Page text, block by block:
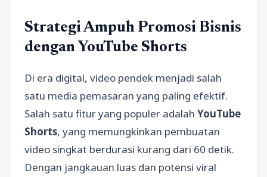
Strategi Ampuh Promosi Bisnis
dengan YouTube Shorts
Di era digital, video pendek menjadi salah
satu media pemasaran yang paling efektif.
Salah satu fitur yang populer adalah YouTube
Shorts, yang memungkinkan pembuatan
video singkat berdurasi kurang dari 60 detik.
Dengan jangkauan luas dan potensi viral